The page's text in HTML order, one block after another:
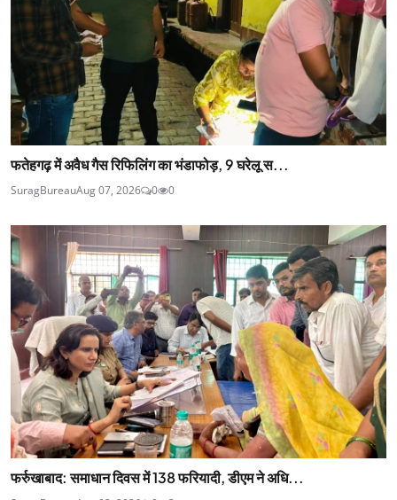
फतेहगढ़ में अवैध गैस रिफिलिंग का भंडाफोड़, 9 घरेलू स...
SuragBureauAug 07, 2026 0 0
फर्रुखाबाद: समाधान दिवस में 138 फरियादी, डीएम ने अधि...